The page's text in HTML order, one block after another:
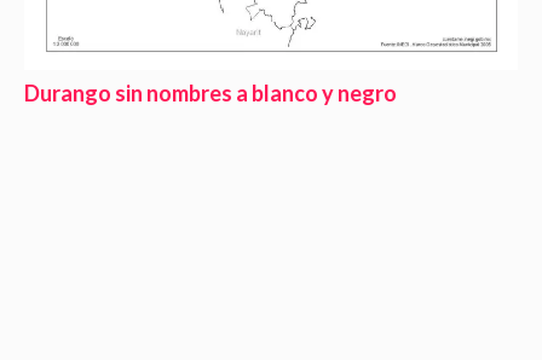
Durango sin nombres a blanco y negro